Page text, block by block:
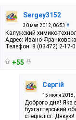
Sergey3152
30 мая 2012, 06:53 #
Калужский химико-
Адрес: Ивано-
Телефон: 8 (03472) 2-17-
+55
Сергій
15 июля 2018,
Доброго дня! Яка
бухгалтерський
спеціаліст. Дякую!